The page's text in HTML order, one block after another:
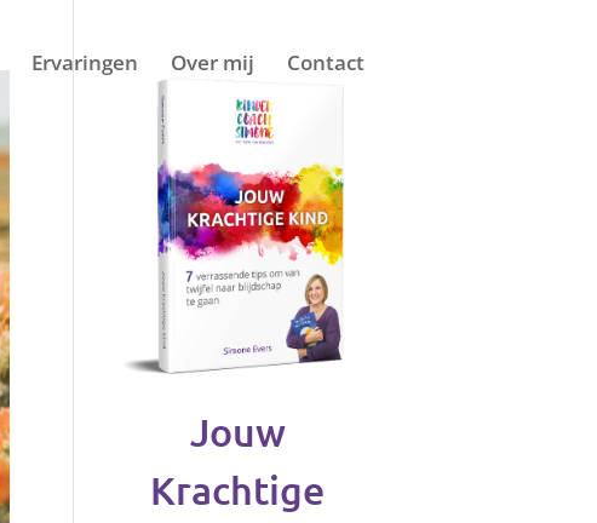
Ervaringen Over mij Contact
Jouw
Krachtige